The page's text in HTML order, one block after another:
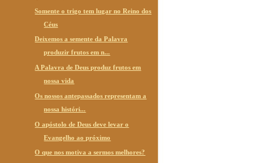
Somente o trigo tem lugar no Reino dos
Céus
Deixemos a semente da Palavra
produzir frutos em n...
A Palavra de Deus produz frutos em
nossa vida
Os nossos antepassados representam a
nossa históri...
O apóstolo de Deus deve levar o
Evangelho ao próximo
O que nos motiva a sermos melhores?